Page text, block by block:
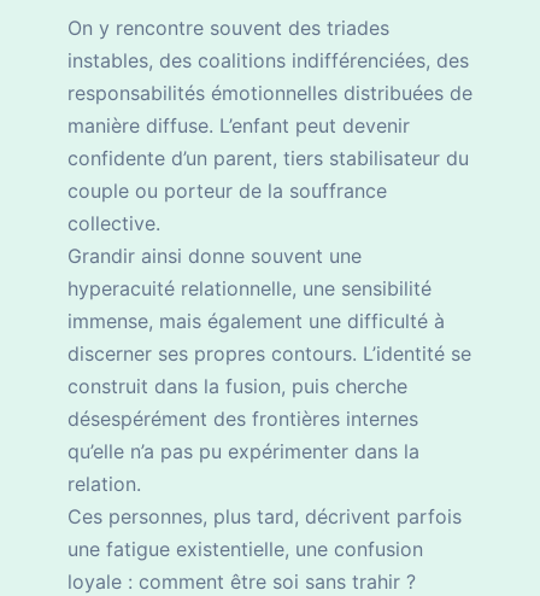
On y rencontre souvent des triades
instables, des coalitions indifférenciées, des
responsabilités émotionnelles distribuées de
manière diffuse. L’enfant peut devenir
confidente d’un parent, tiers stabilisateur du
couple ou porteur de la souffrance
collective.
Grandir ainsi donne souvent une
hyperacuité relationnelle, une sensibilité
immense, mais également une difficulté à
discerner ses propres contours. L’identité se
construit dans la fusion, puis cherche
désespérément des frontières internes
qu’elle n’a pas pu expérimenter dans la
relation.
Ces personnes, plus tard, décrivent parfois
une fatigue existentielle, une confusion
loyale : comment être soi sans trahir ?